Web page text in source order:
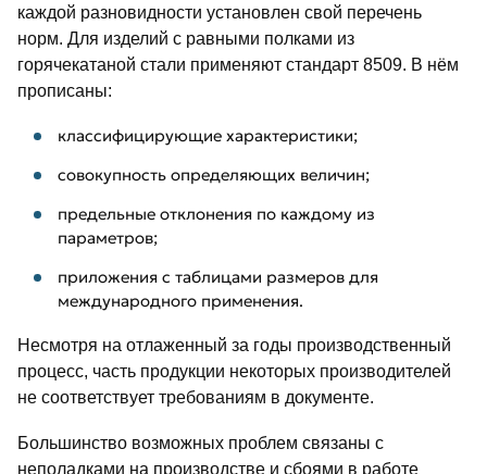
каждой разновидности установлен свой перечень
норм. Для изделий с равными полками из
горячекатаной стали применяют стандарт 8509. В нём
прописаны:
классифицирующие характеристики;
совокупность определяющих величин;
предельные отклонения по каждому из
параметров;
приложения с таблицами размеров для
международного применения.
Несмотря на отлаженный за годы производственный
процесс, часть продукции некоторых производителей
не соответствует требованиям в документе.
Большинство возможных проблем связаны с
неполадками на производстве и сбоями в работе